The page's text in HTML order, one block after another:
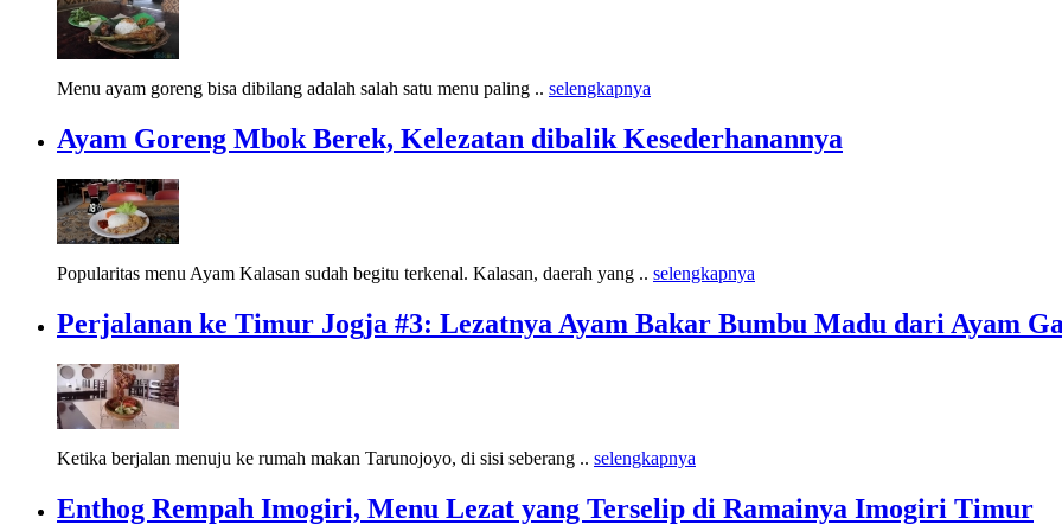
Menu ayam goreng bisa dibilang adalah salah satu menu paling .. selengkapnya
Ayam Goreng Mbok Berek, Kelezatan dibalik Kesederhanannya
Popularitas menu Ayam Kalasan sudah begitu terkenal. Kalasan, daerah yang .. selengkapnya
Perjalanan ke Timur Jogja #3: Lezatnya Ayam Bakar Bumbu Madu dari Ayam
Ketika berjalan menuju ke rumah makan Tarunojoyo, di sisi seberang .. selengkapnya
Enthog Rempah Imogiri, Menu Lezat yang Terselip di Ramainya Imogiri Timur